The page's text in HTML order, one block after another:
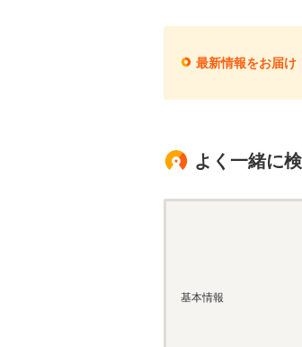
最新情報をお届け
よく一緒に
基本情報